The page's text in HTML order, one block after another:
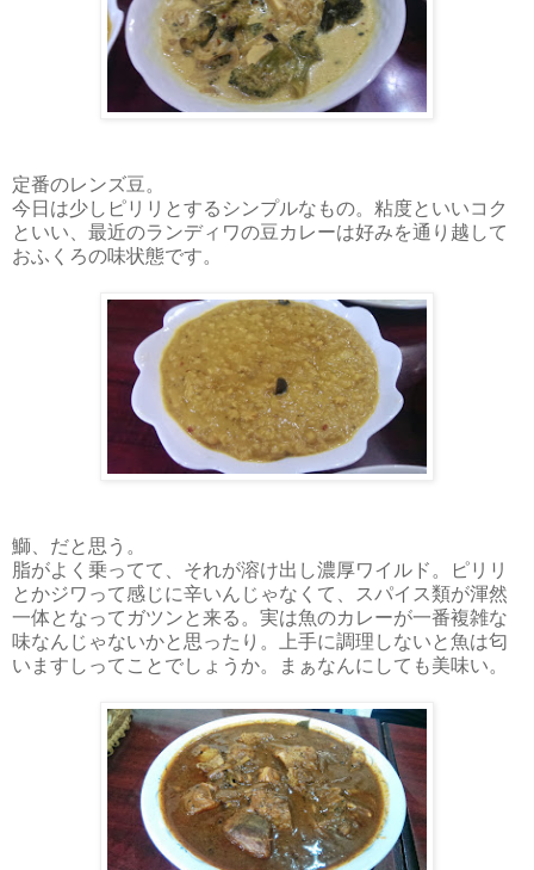
定番のレンズ豆。
今日は少しピリリとするシンプルなもの。粘度といいコク
といい、最近のランディワの豆カレーは好みを通り越して
おふくろの味状態です。
鰤、だと思う。
脂がよく乗ってて、それが溶け出し濃厚ワイルド。ピリリ
とかジワって感じに辛いんじゃなくて、スパイス類が渾然
一体となってガツンと来る。実は魚のカレーが一番複雑な
味なんじゃないかと思ったり。上手に調理しないと魚は匂
いますしってことでしょうか。まぁなんにしても美味い。